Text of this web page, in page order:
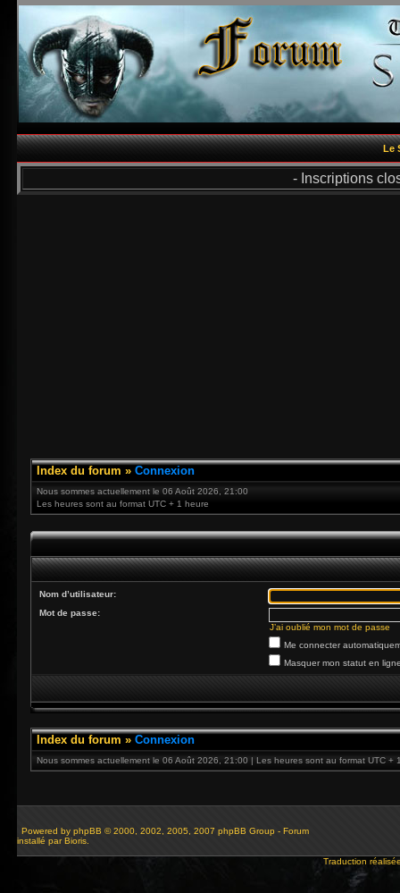
Le
- Inscriptions
Index du forum » Connexion
Nous sommes actuellement le 06 Août 2026, 21:00
Les heures sont au format UTC + 1 heure
Nom d’utilisateur:
Mot de passe:
J’ai oublié mon mot de passe
Me connecter
Masquer mon statut en
Index du forum » Connexion
Nous sommes actuellement le 06 Août 2026, 21:00 | Les heures sont au format UTC +
Powered by phpBB © 2000, 2002, 2005, 2007 phpBB Group - Forum
installé par Bioris.
Traduction